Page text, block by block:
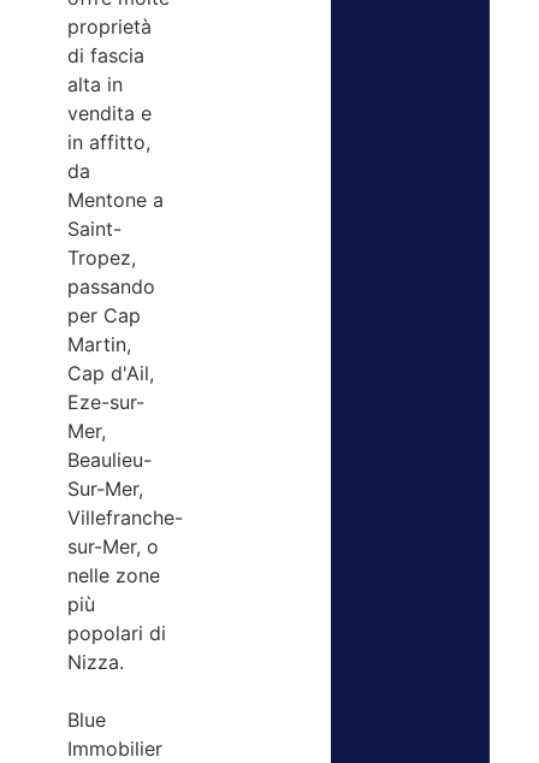
proprietà
di fascia
alta in
vendita e
in affitto,
da
Mentone a
Saint-
Tropez,
passando
per Cap
Martin,
Cap d'Ail,
Eze-sur-
Mer,
Beaulieu-
Sur-Mer,
Villefranche-
sur-Mer, o
nelle zone
più
popolari di
Nizza.
Blue
Immobilier